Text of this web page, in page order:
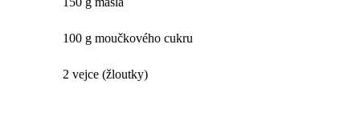
100 g moučkového cukru
2 vejce (žloutky)